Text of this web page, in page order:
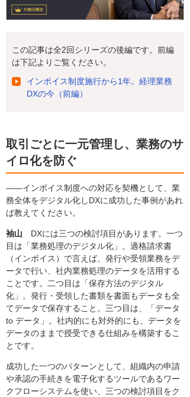
この記事は全2回シリーズの後編です。前編
は下記よりご覧ください。
インボイス制度施行から1年。経理業務
DXの今（前編）
取引ごとに一元管理し、業務のサ
イロ化を防ぐ
――インボイス制度への対応を契機として、業
務全体をデジタル化しDXに成功した事例があれ
ば教えてください。
袖山 DXには三つの検討項目があります。一つ
目は「業務処理のデジタル化」。適格請求書
（インボイス）で言えば、発行や受領業務をデ
ータで行い、社内業務処理のデータを活用する
ことです。二つ目は「保存方法のデジタル
化」。発行・受領した書類を書面もデータも全
てデータで保存すること。三つ目は、「データ
to データ」。社内的にも対外的にも、データを
データのままで授受できる仕組みを構築するこ
とです。
成功した一つのパターンとして、組織内の申請
や承認の手続きを電子化するツールであるワー
クフローシステムを使い、三つの検討項目をク